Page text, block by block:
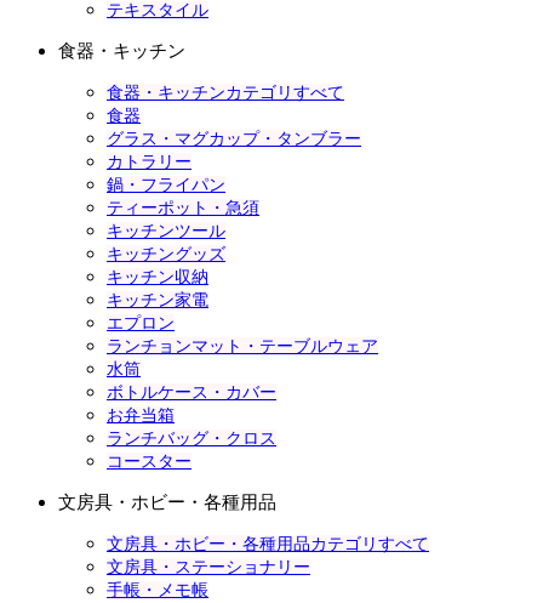
テキスタイル
食器・キッチン
食器・キッチンカテゴリすべて
食器
グラス・マグカップ・タンブラー
カトラリー
鍋・フライパン
ティーポット・急須
キッチンツール
キッチングッズ
キッチン収納
キッチン家電
エプロン
ランチョンマット・テーブルウェア
水筒
ボトルケース・カバー
お弁当箱
ランチバッグ・クロス
コースター
文房具・ホビー・各種用品
文房具・ホビー・各種用品カテゴリすべて
文房具・ステーショナリー
手帳・メモ帳